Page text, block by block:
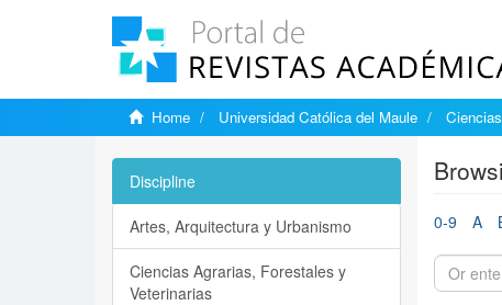
Home Universidad Católica del Maule
0-9 A
Discipline
Artes, Arquitectura y Urbanismo
Ciencias Agrarias, Forestales y
Veterinarias